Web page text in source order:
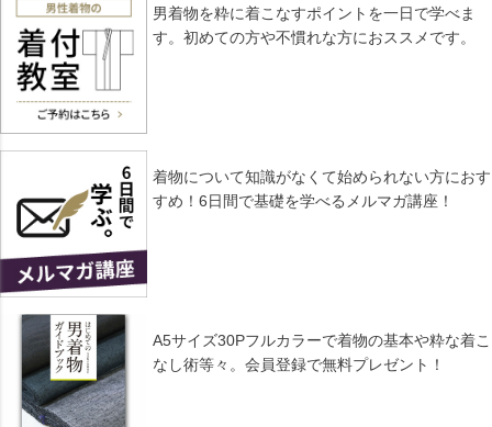
男着物を粋に着こなすポイントを一日で学べま
す。初めての方や不慣れな方におススメです。
着物について知識がなくて始められない方におす
すめ！6日間で基礎を学べるメルマガ講座！
A5サイズ30Pフルカラーで着物の基本や粋な着こ
なし術等々。会員登録で無料プレゼント！